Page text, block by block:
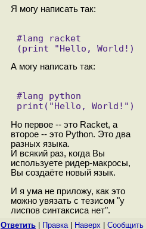
Я могу написать так:
#lang racket
(print "Hello, World!)
А могу написать так:
#lang python
print("Hello, World!")
Но первое -- это Racket, а
второе -- это Python. Это два
разных языка.
И всякий раз, когда Вы
используете ридер-макросы,
Вы создаёте новый язык.
И я ума не приложу, как это
можно увязать с тезисом "у
лиспов синтаксиса нет".
Ответить Правка| Наверх
Cообщить